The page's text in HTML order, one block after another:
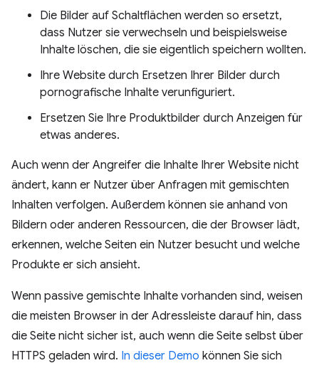
Die Bilder auf Schaltflächen werden so ersetzt,
dass Nutzer sie verwechseln und beispielsweise
Inhalte löschen, die sie eigentlich speichern wollten.
Ihre Website durch Ersetzen Ihrer Bilder durch
pornografische Inhalte verunfiguriert.
Ersetzen Sie Ihre Produktbilder durch Anzeigen für
etwas anderes.
Auch wenn der Angreifer die Inhalte Ihrer Website nicht
ändert, kann er Nutzer über Anfragen mit gemischten
Inhalten verfolgen. Außerdem können sie anhand von
Bildern oder anderen Ressourcen, die der Browser lädt,
erkennen, welche Seiten ein Nutzer besucht und welche
Produkte er sich ansieht.
Wenn passive gemischte Inhalte vorhanden sind, weisen
die meisten Browser in der Adressleiste darauf hin, dass
die Seite nicht sicher ist, auch wenn die Seite selbst über
HTTPS geladen wird. In dieser Demo können Sie sich